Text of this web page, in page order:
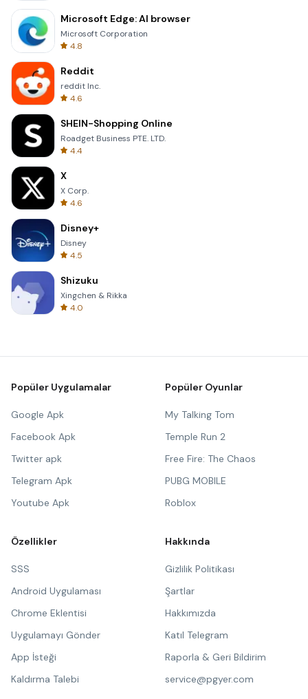
Microsoft Edge: AI browser
Microsoft Corporation
4.8
Reddit
reddit Inc.
4.6
SHEIN-Shopping Online
Roadget Business PTE. LTD.
4.4
X
X Corp.
4.6
Disney+
Disney
4.5
Shizuku
Xingchen & Rikka
4.0
Popüler Uygulamalar
Google Apk
Facebook Apk
Twitter apk
Telegram Apk
Youtube Apk
Popüler Oyunlar
My Talking Tom
Temple Run 2
Free Fire: The Chaos
PUBG MOBILE
Roblox
Özellikler
SSS
Android Uygulaması
Chrome Eklentisi
Uygulamayı Gönder
App İsteği
Kaldırma Talebi
Hakkında
Gizlilik Politikası
Şartlar
Hakkımızda
Katıl Telegram
Raporla & Geri Bildirim
service@pgyer.com